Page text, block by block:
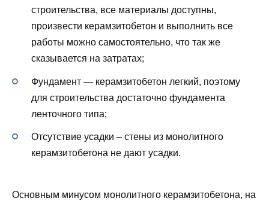
строительства, все материалы доступны,
произвести керамзитобетон и выполнить все
работы можно самостоятельно, что так же
сказывается на затратах;
Фундамент — керамзитобетон легкий, поэтому
для строительства достаточно фундамента
ленточного типа;
Отсутствие усадки – стены из монолитного
керамзитобетона не дают усадки.
Основным минусом монолитного керамзитобетона, на